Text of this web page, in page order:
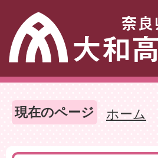
現在のページ ホーム